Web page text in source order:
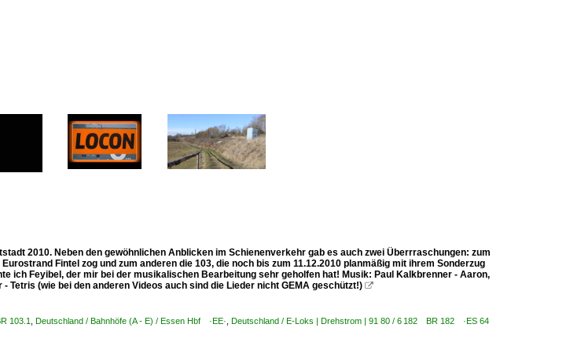
2010. Neben den gewöhnlichen Anblicken im Schienenverkehr gab es auch zwei Überrraschungen: zum
Fintel zog und zum anderen die 103, die noch bis zum 11.12.2010 planmäßig mit ihrem Sonderzug
ich Feyibel, der mir bei der musikalischen Bearbeitung sehr geholfen hat! Musik: Paul Kalkbrenner - Aaron,
- Tetris (wie bei den anderen Videos auch sind die Lieder nicht GEMA geschützt!) 
103.1 Deutschland / Bahnhöfe (A - E) / Essen Hbf ·EE· Deutschland / E-Loks | Drehstrom | 91 80 / 6 182 BR 182 ·ES 64